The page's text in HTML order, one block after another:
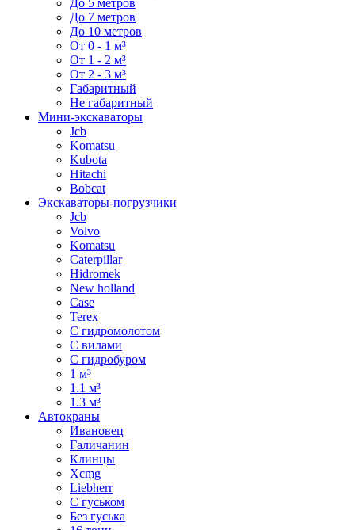
До 5 метров
До 7 метров
До 10 метров
От 0 - 1 м³
От 1 - 2 м³
От 2 - 3 м³
Габаритный
Не габаритный
Мини-экскаваторы
Jcb
Komatsu
Kubota
Hitachi
Bobcat
Экскаваторы-погрузчики
Jcb
Volvo
Komatsu
Caterpillar
Hidromek
New holland
Case
Terex
С гидромолотом
С вилами
С гидробуром
1 м³
1.1 м³
1.3 м³
Автокраны
Ивановец
Галичанин
Клинцы
Xcmg
Liebherr
С гуськом
Без гуська